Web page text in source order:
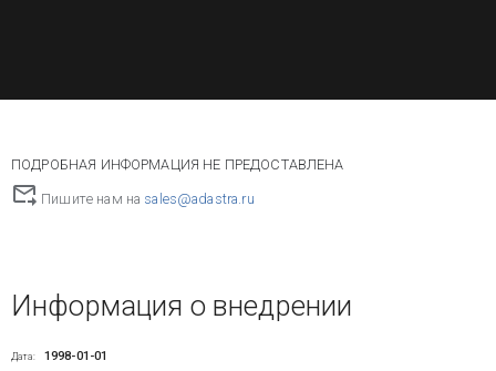
ПОДРОБНАЯ ИНФОРМАЦИЯ НЕ ПРЕДОСТАВЛЕНА
Пишите нам на sales@adastra.ru
Информация о внедрении
Дата: 1998-01-01